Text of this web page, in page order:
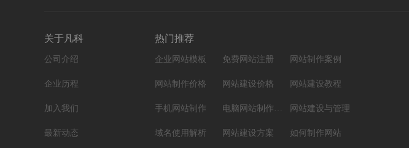
关于凡科
公司介绍
企业历程
加入我们
最新动态
热门推荐
企业网站模板 免费网站注册 网站制作案例
网站制作价格 网站建设价格 网站建设教程
手机网站制作 电脑网站制作设计 网站建设与管理
域名使用解析 网站建设方案 如何制作网站